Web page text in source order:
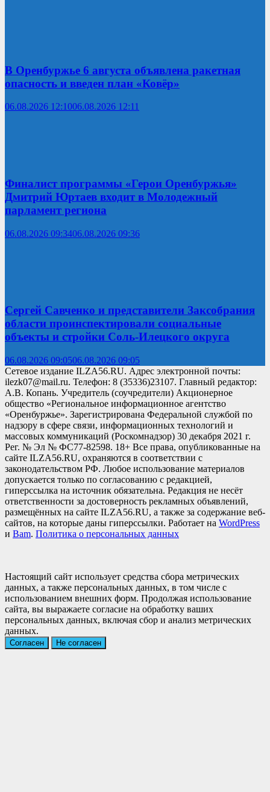
В Оренбуржье 6 августа объявлена ракетная
опасность и введен план «Ковёр»
06.08.2026 12:1006.08.2026 12:11
Финалист программы «Герои Оренбуржья»
Дмитрий Юртаев входит в Молодежный
парламент региона
06.08.2026 09:3406.08.2026 09:36
Сергей Савченко и представители Заксобрания
области проинспектировали социальные
объекты и стройки Соль-Илецкого округа
06.08.2026 09:0506.08.2026 09:05
Сетевое издание ILZA56.RU. Адрес электронной почты:
ilezk07@mail.ru. Телефон: 8 (35336)23107. Главный редактор:
А.В. Копань. Учредитель (соучредители) Акционерное
общество «Региональное информационное агентство
«Оренбуржье». Зарегистрирована Федеральной службой по
надзору в сфере связи, информационных технологий и
массовых коммуникаций (Роскомнадзор) 30 декабря 2021 г.
Рег. № Эл № ФС77-82598. 18+ Все права, опубликованные на
сайте ILZA56.RU, охраняются в соответствии с
законодательством РФ. Любое использование материалов
допускается только по согласованию с редакцией,
гиперссылка на источник обязательна. Редакция не несёт
ответственности за достоверность рекламных объявлений,
размещённых на сайте ILZA56.RU, а также за содержание веб-
сайтов, на которые даны гиперссылки. Работает на WordPress
и Bam. Политика о персональных данных
Настоящий сайт использует средства сбора метрических
данных, а также персональных данных, в том числе с
использованием внешних форм. Продолжая использование
сайта, вы выражаете согласие на обработку ваших
персональных данных, включая сбор и анализ метрических
данных.
Согласен Не согласен